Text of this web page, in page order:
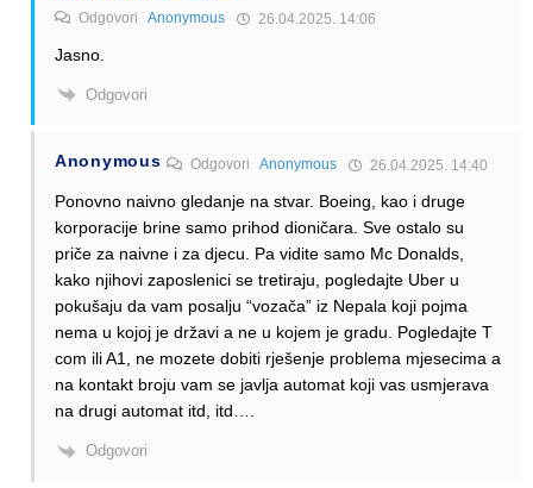
Odgovori Anonymous 26.04.2025. 14:06
Jasno.
Odgovori
Anonymous OdgovoriAnonymous 26.04.2025. 14:40
Ponovno naivno gledanje na stvar. Boeing, kao i druge
korporacije brine samo prihod dioničara. Sve ostalo su
priče za naivne i za djecu. Pa vidite samo Mc Donalds,
kako njihovi zaposlenici se tretiraju, pogledajte Uber u
pokušaju da vam posalju “vozača” iz Nepala koji pojma
nema u kojoj je državi a ne u kojem je gradu. Pogledajte T
com ili A1, ne mozete dobiti rješenje problema mjesecima a
na kontakt broju vam se javlja automat koji vas usmjerava
na drugi automat itd, itd….
Odgovori